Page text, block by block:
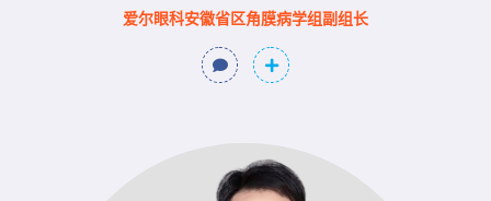
爱尔眼科安徽省区角膜病学组副组长